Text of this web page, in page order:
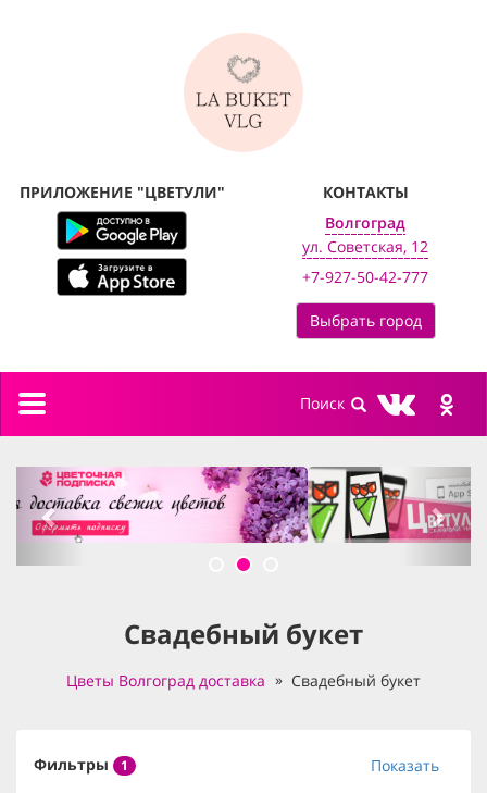
ПРИЛОЖЕНИЕ "ЦВЕТУЛИ"
КОНТАКТЫ
Волгоград
ул. Советская, 12
+7-927-50-42-777
Выбрать город
Toggle
previous next
Свадебный букет
Цветы Волгоград доставка Свадебный букет
Фильтры 1 Показать